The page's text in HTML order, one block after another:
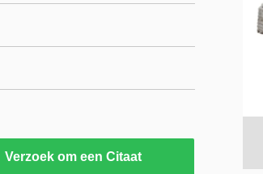
Verzoek om een Citaat